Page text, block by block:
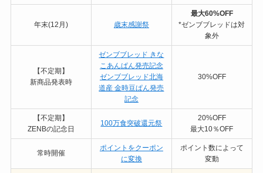
年末(12月) 歳末感謝祭
最大60%OFF
*ゼンブブレッドは対
象外
【不定期】
新商品発表時
ゼンブブレッド きな
こあんぱん発売記念
ゼンブブレッド北海
道産 金時豆ぱん発売
記念
30%OFF
【不定期】
ZENBの記念日
100万食突破還元祭
20%OFF
最大10％OFF
常時開催
ポイントをクーポン
に変換
ポイント数によって
変動